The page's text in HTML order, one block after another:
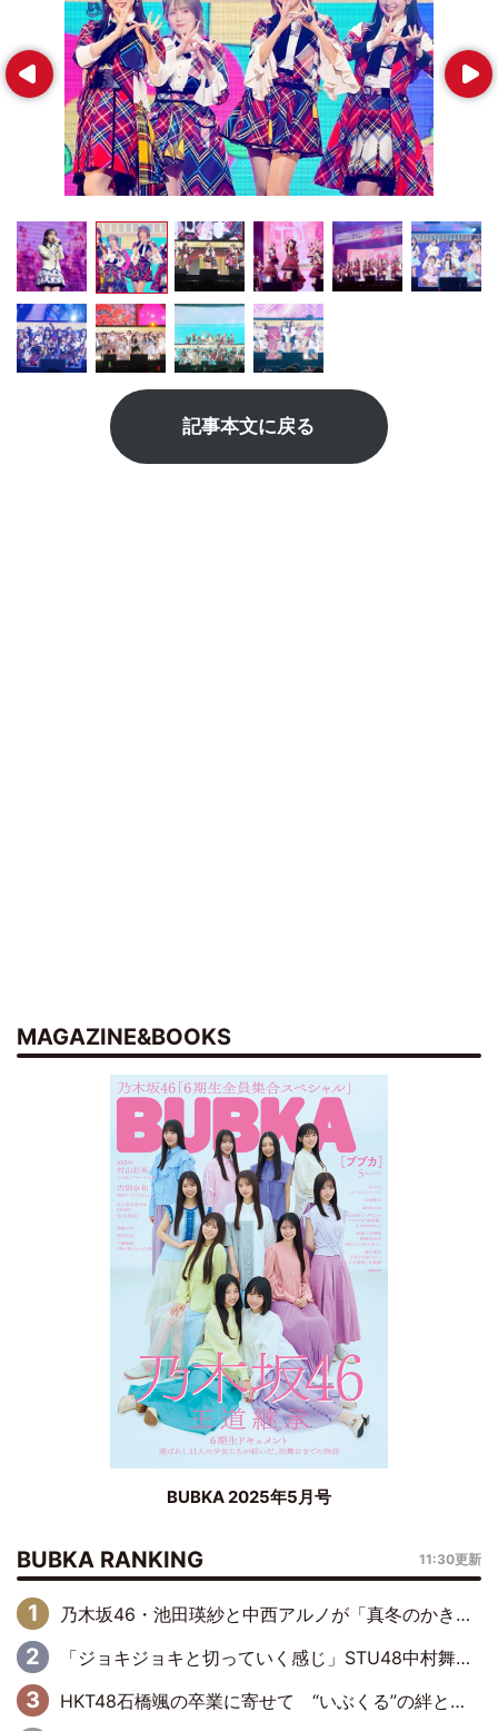
Prev Next
記事本文に戻る
MAGAZINE&BOOKS
BUBKA 2025年5月号
BUBKA RANKING 11:30更新
乃木坂46・池田瑛紗と中西アルノが「真冬のかき氷」騒動で火花散らす！ 因縁の裏にあるのは、逆境をともに“凌”ぐ似た者同士の絆
「ジョキジョキと切っていく感じ」STU48中村舞、新しい挑戦は自らの手で
HKT48石橋颯の卒業に寄せて “いぶくる”の絆と後輩・龍頭綺音の決意